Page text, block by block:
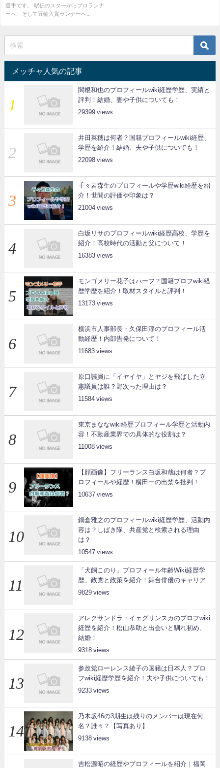
選手です。 駅伝のスターからプロランナ
ーへ、そして五輪入賞ランナーへ...
メッチャ人気の記事
関根和也のプロフィールwiki経歴学歴、実績と
評判！結婚、妻や子供についても！
29399
井田菜穂は何者？国籍プロフィールwiki経歴、
学歴を紹介！結婚、夫や子供についても！
22098
千々岩森生のプロフィールや学歴wiki経歴を紹
介！世間の評価や印象は？
21004
白坂リサのプロフィールwiki経歴高校、学歴を
紹介！高校時代の活動と父について！
16383
モンゴメリー花子はハーフ？国籍プロフwiki経
歴学歴を紹介！取材スタイルと評判！
13173
横浜市人事部長・久保田淳のプロフィール活
動経歴！内部告発について！
11683
原口議員に「イヤイヤ」とヤジを飛ばした立
憲議員は誰？野次った理由は？
11584
東京まななwiki経歴プロフィール学歴と活動内
容！不動産業界での具体的な役割は？
11008
【顔画像】フリーランス白坂和哉は何者？プ
ロフィールや経歴！横田一の出禁を批判！
10637
鍋倉雅之のプロフィールwiki経歴学歴、活動内
容は？しばき隊、共産党と検索される理由
は？
10547
「犬飼このり」プロフィール年齢Wiki経歴学
歴、政党と政策を紹介！舞台俳優のキャリア
9829
アレクサンドラ・イェグリンスカのプロフwiki
経歴を紹介！松山恭助と出会いと馴れ初め、
結婚！
9318
参政党ローレンス綾子の国籍は日本人？プロ
フwiki経歴学歴を紹介！夫や子供についても！
9233
乃木坂46の3期生は残りのメンバーは現在何
名？誰々？【写真あり】
9138
吉松源昭の経歴やプロフィールを紹介｜福岡